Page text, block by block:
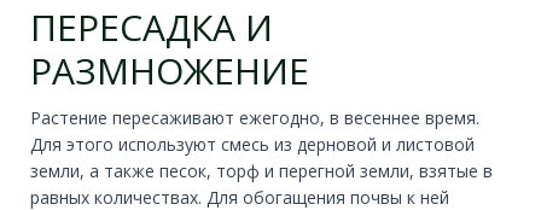
ПЕРЕСАДКА И
РАЗМНОЖЕНИЕ
Растение пересаживают ежегодно, в весеннее время.
Для этого используют смесь из дерновой и листовой
земли, а также песок, торф и перегной земли, взятые в
равных количествах. Для обогащения почвы к ней